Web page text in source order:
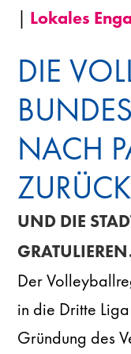
| Lokales
DIE
NACH
ZURÜCK
UND DIE
Der
in die Dritte
Gründung des